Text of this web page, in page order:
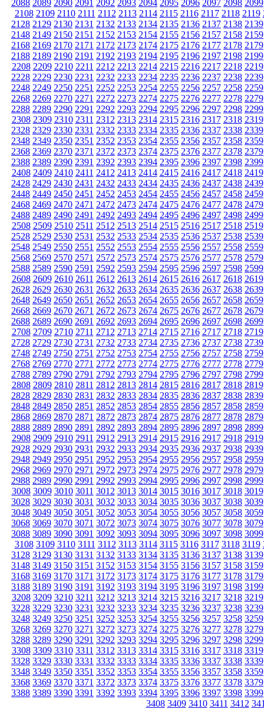
2088 2089 2090 2091 2092 2093 2094 2095 2096 2097 2098 2099
2108 2109 2110 2111 2112 2113 2114 2115 2116 2117 2118 2119
2128 2129 2130 2131 2132 2133 2134 2135 2136 2137 2138 2139
2148 2149 2150 2151 2152 2153 2154 2155 2156 2157 2158 2159
2168 2169 2170 2171 2172 2173 2174 2175 2176 2177 2178 2179
2188 2189 2190 2191 2192 2193 2194 2195 2196 2197 2198 2199
2208 2209 2210 2211 2212 2213 2214 2215 2216 2217 2218 2219
2228 2229 2230 2231 2232 2233 2234 2235 2236 2237 2238 2239
2248 2249 2250 2251 2252 2253 2254 2255 2256 2257 2258 2259
2268 2269 2270 2271 2272 2273 2274 2275 2276 2277 2278 2279
2288 2289 2290 2291 2292 2293 2294 2295 2296 2297 2298 2299
2308 2309 2310 2311 2312 2313 2314 2315 2316 2317 2318 2319
2328 2329 2330 2331 2332 2333 2334 2335 2336 2337 2338 2339
2348 2349 2350 2351 2352 2353 2354 2355 2356 2357 2358 2359
2368 2369 2370 2371 2372 2373 2374 2375 2376 2377 2378 2379
2388 2389 2390 2391 2392 2393 2394 2395 2396 2397 2398 2399
2408 2409 2410 2411 2412 2413 2414 2415 2416 2417 2418 2419
2428 2429 2430 2431 2432 2433 2434 2435 2436 2437 2438 2439
2448 2449 2450 2451 2452 2453 2454 2455 2456 2457 2458 2459
2468 2469 2470 2471 2472 2473 2474 2475 2476 2477 2478 2479
2488 2489 2490 2491 2492 2493 2494 2495 2496 2497 2498 2499
2508 2509 2510 2511 2512 2513 2514 2515 2516 2517 2518 2519
2528 2529 2530 2531 2532 2533 2534 2535 2536 2537 2538 2539
2548 2549 2550 2551 2552 2553 2554 2555 2556 2557 2558 2559
2568 2569 2570 2571 2572 2573 2574 2575 2576 2577 2578 2579
2588 2589 2590 2591 2592 2593 2594 2595 2596 2597 2598 2599
2608 2609 2610 2611 2612 2613 2614 2615 2616 2617 2618 2619
2628 2629 2630 2631 2632 2633 2634 2635 2636 2637 2638 2639
2648 2649 2650 2651 2652 2653 2654 2655 2656 2657 2658 2659
2668 2669 2670 2671 2672 2673 2674 2675 2676 2677 2678 2679
2688 2689 2690 2691 2692 2693 2694 2695 2696 2697 2698 2699
2708 2709 2710 2711 2712 2713 2714 2715 2716 2717 2718 2719
2728 2729 2730 2731 2732 2733 2734 2735 2736 2737 2738 2739
2748 2749 2750 2751 2752 2753 2754 2755 2756 2757 2758 2759
2768 2769 2770 2771 2772 2773 2774 2775 2776 2777 2778 2779
2788 2789 2790 2791 2792 2793 2794 2795 2796 2797 2798 2799
2808 2809 2810 2811 2812 2813 2814 2815 2816 2817 2818 2819
2828 2829 2830 2831 2832 2833 2834 2835 2836 2837 2838 2839
2848 2849 2850 2851 2852 2853 2854 2855 2856 2857 2858 2859
2868 2869 2870 2871 2872 2873 2874 2875 2876 2877 2878 2879
2888 2889 2890 2891 2892 2893 2894 2895 2896 2897 2898 2899
2908 2909 2910 2911 2912 2913 2914 2915 2916 2917 2918 2919
2928 2929 2930 2931 2932 2933 2934 2935 2936 2937 2938 2939
2948 2949 2950 2951 2952 2953 2954 2955 2956 2957 2958 2959
2968 2969 2970 2971 2972 2973 2974 2975 2976 2977 2978 2979
2988 2989 2990 2991 2992 2993 2994 2995 2996 2997 2998 2999
3008 3009 3010 3011 3012 3013 3014 3015 3016 3017 3018 3019
3028 3029 3030 3031 3032 3033 3034 3035 3036 3037 3038 3039
3048 3049 3050 3051 3052 3053 3054 3055 3056 3057 3058 3059
3068 3069 3070 3071 3072 3073 3074 3075 3076 3077 3078 3079
3088 3089 3090 3091 3092 3093 3094 3095 3096 3097 3098 3099
3108 3109 3110 3111 3112 3113 3114 3115 3116 3117 3118 3119
3128 3129 3130 3131 3132 3133 3134 3135 3136 3137 3138 3139
3148 3149 3150 3151 3152 3153 3154 3155 3156 3157 3158 3159
3168 3169 3170 3171 3172 3173 3174 3175 3176 3177 3178 3179
3188 3189 3190 3191 3192 3193 3194 3195 3196 3197 3198 3199
3208 3209 3210 3211 3212 3213 3214 3215 3216 3217 3218 3219
3228 3229 3230 3231 3232 3233 3234 3235 3236 3237 3238 3239
3248 3249 3250 3251 3252 3253 3254 3255 3256 3257 3258 3259
3268 3269 3270 3271 3272 3273 3274 3275 3276 3277 3278 3279
3288 3289 3290 3291 3292 3293 3294 3295 3296 3297 3298 3299
3308 3309 3310 3311 3312 3313 3314 3315 3316 3317 3318 3319
3328 3329 3330 3331 3332 3333 3334 3335 3336 3337 3338 3339
3348 3349 3350 3351 3352 3353 3354 3355 3356 3357 3358 3359
3368 3369 3370 3371 3372 3373 3374 3375 3376 3377 3378 3379
3388 3389 3390 3391 3392 3393 3394 3395 3396 3397 3398 3399
3408 3409 3410 3411 3412